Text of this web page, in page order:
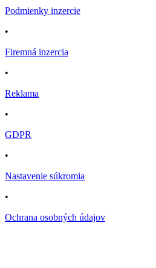
Podmienky inzercie
•
Firemná inzercia
•
Reklama
•
GDPR
•
Nastavenie súkromia
•
Ochrana osobných údajov